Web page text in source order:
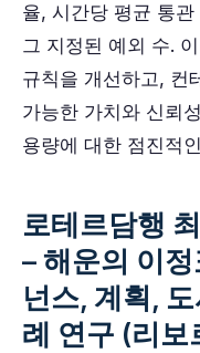
율, 시간당 평균 통
그 지정된 예외 수.
규칙을 개선하고, 컨
가능한 가치와 신뢰
용량에 대한 점진적
로테르담행
– 해운의 이
넌스, 계획,
례 연구 (리보